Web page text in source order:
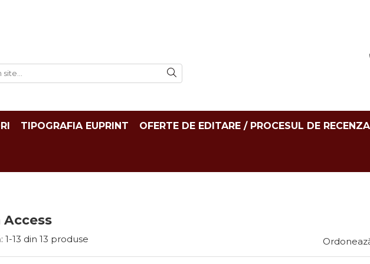
TIPOGRAFIA EUPRINT OFERTE DE EDITARE / PROCESUL DE
Access
1-13 din 13 produse